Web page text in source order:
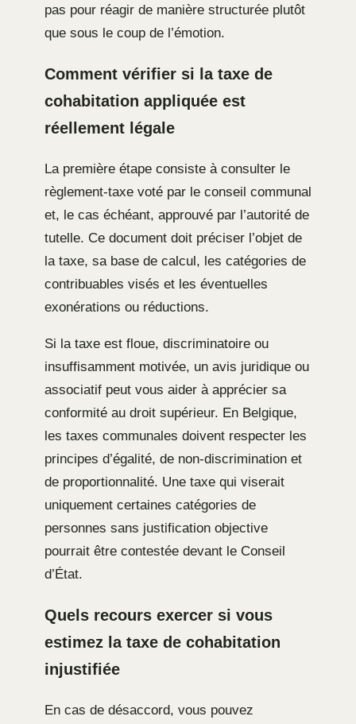
pas pour réagir de manière structurée plutôt
que sous le coup de l’émotion.
Comment vérifier si la taxe de
cohabitation appliquée est
réellement légale
La première étape consiste à consulter le
règlement-taxe voté par le conseil communal
et, le cas échéant, approuvé par l’autorité de
tutelle. Ce document doit préciser l’objet de
la taxe, sa base de calcul, les catégories de
contribuables visés et les éventuelles
exonérations ou réductions.
Si la taxe est floue, discriminatoire ou
insuffisamment motivée, un avis juridique ou
associatif peut vous aider à apprécier sa
conformité au droit supérieur. En Belgique,
les taxes communales doivent respecter les
principes d’égalité, de non-discrimination et
de proportionnalité. Une taxe qui viserait
uniquement certaines catégories de
personnes sans justification objective
pourrait être contestée devant le Conseil
d’État.
Quels recours exercer si vous
estimez la taxe de cohabitation
injustifiée
En cas de désaccord, vous pouvez